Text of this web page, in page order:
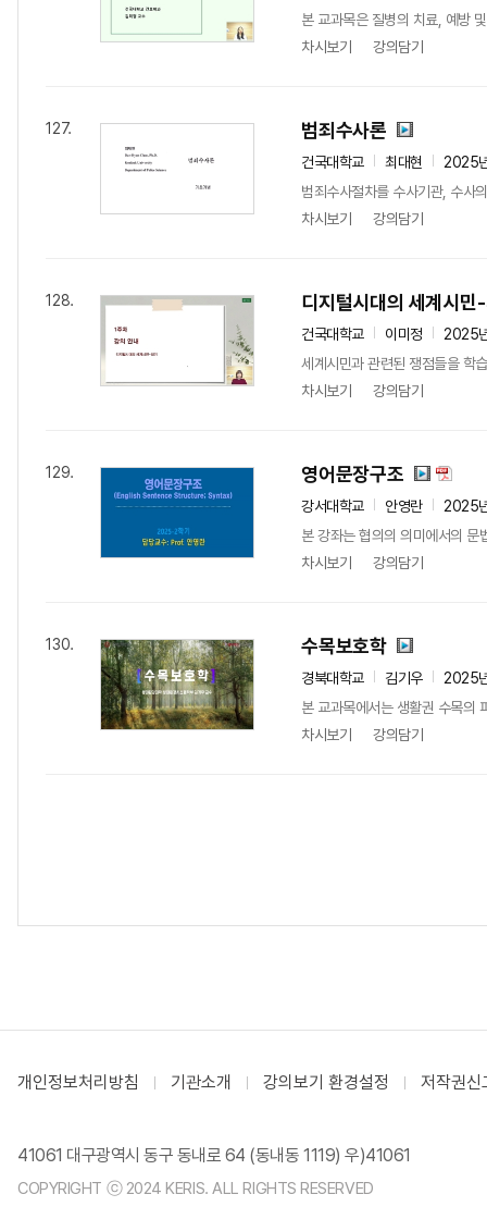
본 교과목은 질병의 치료, 예방
차시보기
강의담기
127. 범죄수사론
건국대학교 최대현
2025
범죄수사절차를 수사기관, 수사
차시보기
강의담기
128. 디지털시대의 세계시민
건국대학교 이미정
2025
세계시민과 관련된 쟁점들을 학
차시보기
강의담기
129. 영어문장구조
강서대학교 안영란
2025
본 강좌는 협의의 의미에서의
차시보기
강의담기
130. 수목보호학
경북대학교 김기우
2025
본 교과목에서는 생활권 수목의
차시보기
강의담기
개인정보처리방침 기관소개 강의보기 환경설정 저작권신
41061 대구광역시 동구 동내로 64 (동내동 1119) 우)41061
COPYRIGHT ⓒ 2024 KERIS. ALL RIGHTS RESERVED